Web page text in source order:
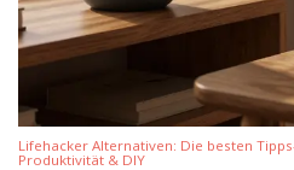
Lifehacker Alternativen: Die besten
Produktivität & DIY